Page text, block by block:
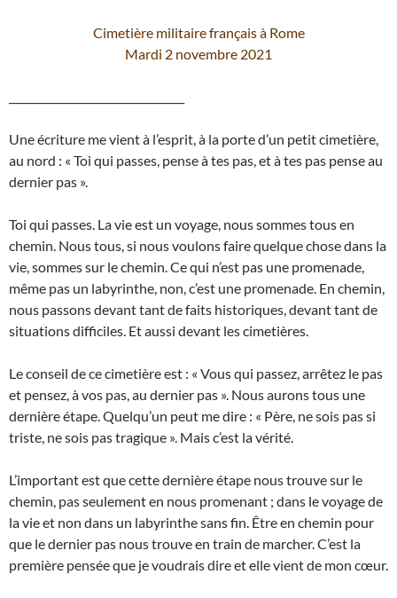
Cimetière militaire français à Rome
Mardi 2 novembre 2021
Une écriture me vient à l’esprit, à la porte d’un petit cimetière,
au nord : « Toi qui passes, pense à tes pas, et à tes pas pense au
dernier pas ».
Toi qui passes. La vie est un voyage, nous sommes tous en
chemin. Nous tous, si nous voulons faire quelque chose dans la
vie, sommes sur le chemin. Ce qui n’est pas une promenade,
même pas un labyrinthe, non, c’est une promenade. En chemin,
nous passons devant tant de faits historiques, devant tant de
situations difficiles. Et aussi devant les cimetières.
Le conseil de ce cimetière est : « Vous qui passez, arrêtez le pas
et pensez, à vos pas, au dernier pas ». Nous aurons tous une
dernière étape. Quelqu’un peut me dire : « Père, ne sois pas si
triste, ne sois pas tragique ». Mais c’est la vérité.
L’important est que cette dernière étape nous trouve sur le
chemin, pas seulement en nous promenant ; dans le voyage de
la vie et non dans un labyrinthe sans fin. Être en chemin pour
que le dernier pas nous trouve en train de marcher. C’est la
première pensée que je voudrais dire et elle vient de mon cœur.